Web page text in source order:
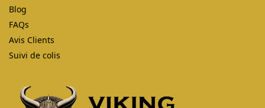
Blog
FAQs
Avis Clients
Suivi de colis